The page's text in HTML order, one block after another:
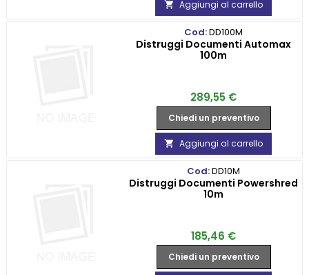
 Aggiungi al carrello
Cod:DD100M
Distruggi Documenti Automax
100m
Prezzo
289,55 €
Chiedi un preventivo
 Aggiungi al carrello
Cod:DD10M
Distruggi Documenti Powershred
10m
Prezzo
185,46 €
Chiedi un preventivo